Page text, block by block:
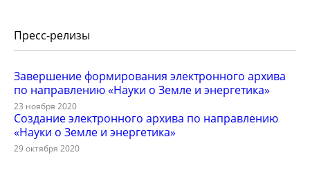
Пресс-релизы
Завершение формирования электронного архива
по направлению «Науки о Земле и энергетика»
23 ноября 2020
Создание электронного архива по направлению
«Науки о Земле и энергетика»
29 октября 2020